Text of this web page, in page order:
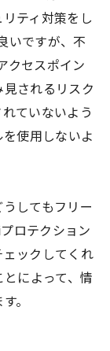
ティ対策をし
いですが、不
クセスポイン
見されるリスク
ていないよう
使用しないよ
してもフリー
ロテクション
ェックしてくれ
によって、情
。